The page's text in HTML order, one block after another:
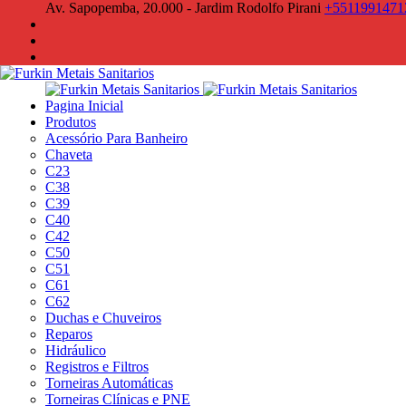
Av. Sapopemba, 20.000 - Jardim Rodolfo Pirani
Pagina Inicial
Produtos
Acessório Para Banheiro
Chaveta
C23
C38
C39
C40
C42
C50
C51
C61
C62
Duchas e Chuveiros
Reparos
Hidráulico
Registros e Filtros
Torneiras Automáticas
Torneiras Clínicas e PNE